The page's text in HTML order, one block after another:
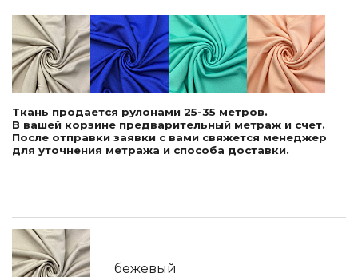
Ткань продается рулонами 25-35 метров.
В вашей корзине предварительный метраж и счет.
После отправки заявки с вами свяжется менеджер
для уточнения метража и способа доставки.
бежевый